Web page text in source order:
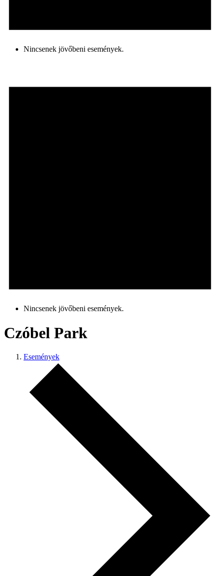
Nincsenek jövőbeni események.
Nincsenek jövőbeni események.
Czóbel Park
Események